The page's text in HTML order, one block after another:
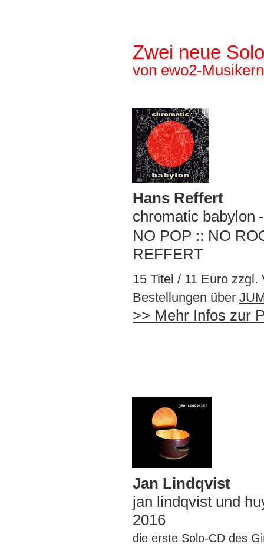
Zwei neue
von ewo2-Musikern
Hans Reffert
chromatic babylon
NO POP :: NO
REFFERT
15 Titel / 11 Euro zzgl.
Bestellungen über
>> Mehr Infos zur
Jan Lindqvist
jan lindqvist und
2016
die erste Solo-CD des